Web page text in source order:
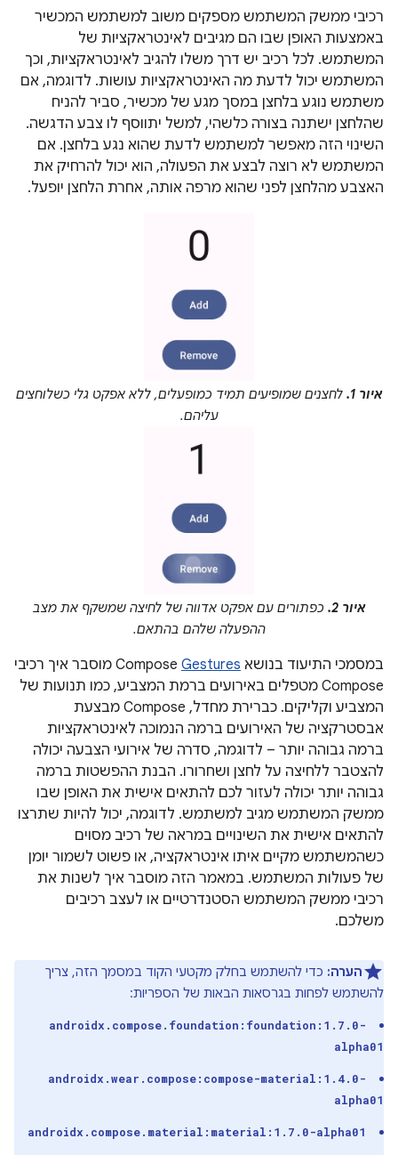
רכיבי ממשק המשתמש מספקים משוב למשתמש המכשיר
באמצעות האופן שבו הם מגיבים לאינטראקציות של
המשתמש. לכל רכיב יש דרך משלו להגיב לאינטראקציות, וכך
המשתמש יכול לדעת מה האינטראקציות עושות. לדוגמה, אם
משתמש נוגע בלחצן במסך מגע של מכשיר, סביר להניח
שהלחצן ישתנה בצורה כלשהי, למשל יתווסף לו צבע הדגשה.
השינוי הזה מאפשר למשתמש לדעת שהוא נגע בלחצן. אם
המשתמש לא רוצה לבצע את הפעולה, הוא יכול להרחיק את
האצבע מהלחצן לפני שהוא מרפה אותה, אחרת הלחצן יופעל.
איור 1.
לחצנים שמופיעים תמיד כמופעלים, ללא אפקט גלי כשלוחצים
עליהם.
איור 2.
כפתורים עם אפקט אדווה של לחיצה שמשקף את מצב
ההפעלה שלהם בהתאם.
במסמכי התיעוד בנושא Compose Gestures
מוסבר איך רכיבי
Compose מטפלים באירועים ברמת המצביע, כמו תנועות של
המצביע וקליקים. כברירת מחדל, Compose מבצעת
אבסטרקציה של האירועים ברמה הנמוכה לאינטראקציות
ברמה גבוהה יותר – לדוגמה, סדרה של אירועי הצבעה יכולה
להצטבר ללחיצה על לחצן ושחרורו. הבנת ההפשטות ברמה
גבוהה יותר יכולה לעזור לכם להתאים אישית את האופן שבו
ממשק המשתמש מגיב למשתמש. לדוגמה, יכול להיות שתרצו
להתאים אישית את השינויים במראה של רכיב מסוים
כשהמשתמש מקיים איתו אינטראקציה, או פשוט לשמור יומן
של פעולות המשתמש. במאמר הזה מוסבר איך לשנות את
רכיבי ממשק המשתמש הסטנדרטיים או לעצב רכיבים
משלכם.
הערה: כדי להשתמש בחלק מקטעי הקוד במסמך הזה, צריך
להשתמש לפחות בגרסאות הבאות של הספריות:
androidx.compose.foundation:foundation:1.7.0-
alpha01
androidx.wear.compose:compose-material:1.4.0-
alpha01
androidx.compose.material:material:1.7.0-alpha01